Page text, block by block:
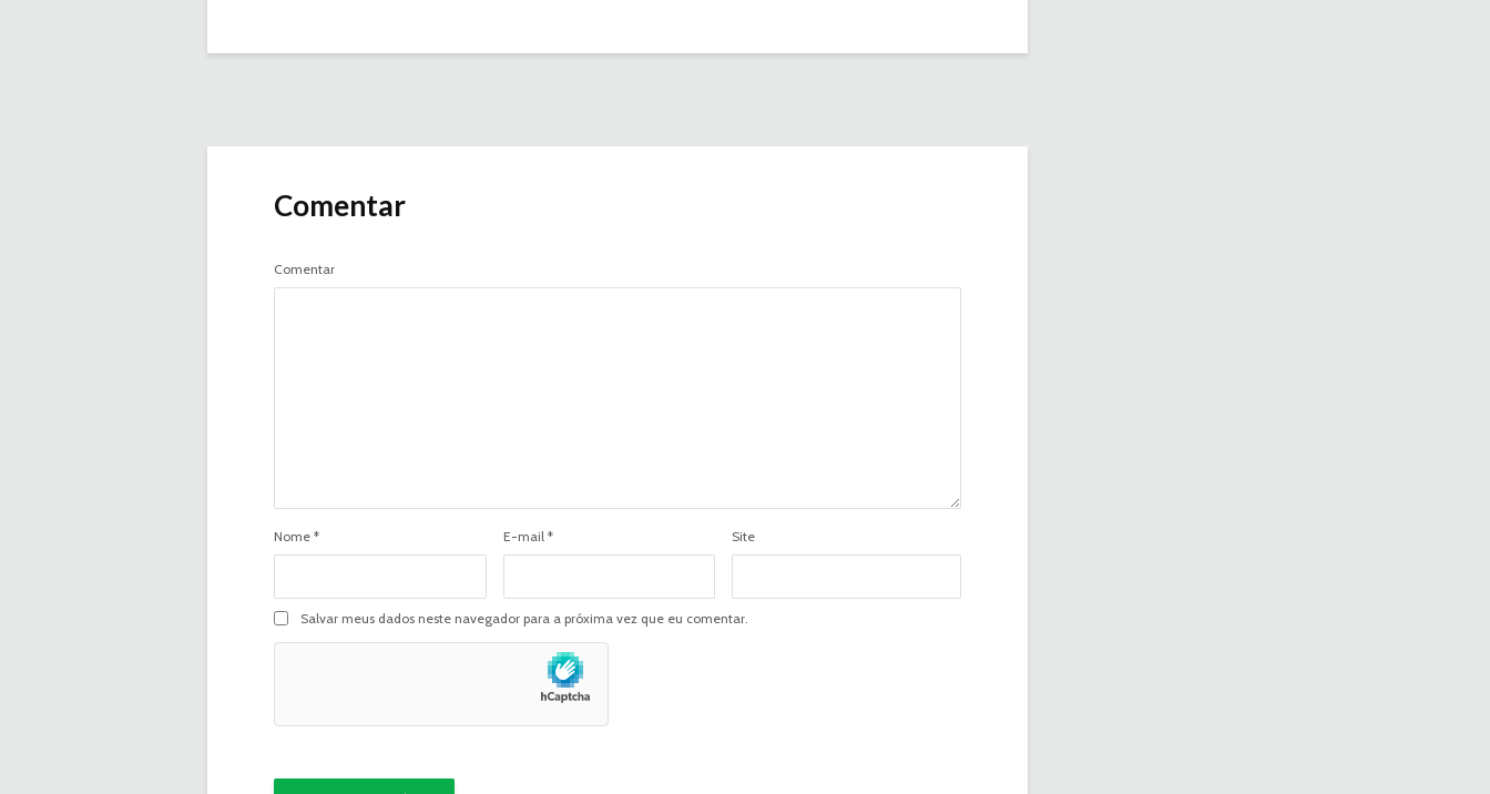
Comentar
Comentar
Nome * E-mail * Site
Salvar meus dados neste navegador para a próxima vez que eu comentar.